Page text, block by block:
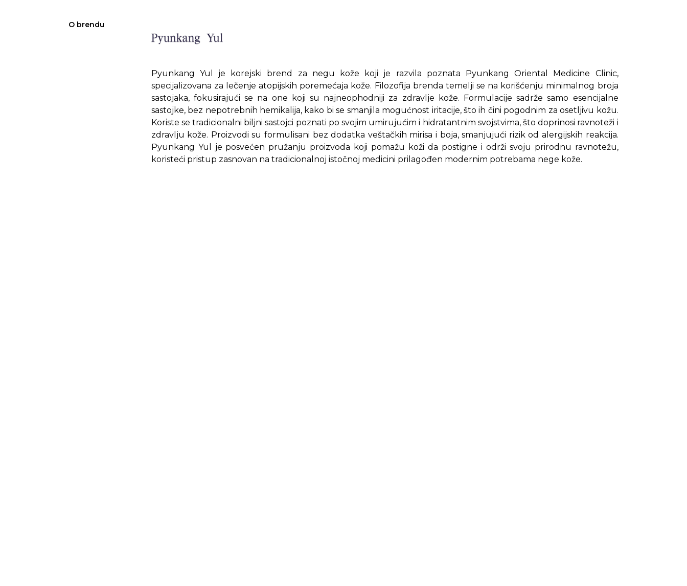
O brendu
Pyunkang Yul je korejski brend za negu kože koji je razvila poznata Pyunkang Oriental Medicine Clinic,
specijalizovana za lečenje atopijskih poremećaja kože. Filozofija brenda temelji se na korišćenju minimalnog broja
sastojaka, fokusirajući se na one koji su najneophodniji za zdravlje kože. Formulacije sadrže samo esencijalne
sastojke, bez nepotrebnih hemikalija, kako bi se smanjila mogućnost iritacije, što ih čini pogodnim za osetljivu kožu.
Koriste se tradicionalni biljni sastojci poznati po svojim umirujućim i hidratantnim svojstvima, što doprinosi ravnoteži i
zdravlju kože. Proizvodi su formulisani bez dodatka veštačkih mirisa i boja, smanjujući rizik od alergijskih reakcija.
Pyunkang Yul je posvećen pružanju proizvoda koji pomažu koži da postigne i održi svoju prirodnu ravnotežu,
koristeći pristup zasnovan na tradicionalnoj istočnoj medicini prilagođen modernim potrebama nege kože.